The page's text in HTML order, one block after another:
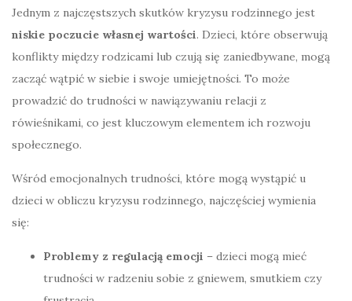
Jednym z najczęstszych skutków kryzysu rodzinnego jest
niskie poczucie własnej wartości. Dzieci, które obserwują
konflikty między rodzicami lub czują się zaniedbywane, mogą
zacząć wątpić w siebie i swoje umiejętności. To może
prowadzić do trudności w nawiązywaniu relacji z
rówieśnikami, co jest kluczowym elementem ich rozwoju
społecznego.
Wśród emocjonalnych trudności, które mogą wystąpić u
dzieci w obliczu kryzysu rodzinnego, najczęściej wymienia
się:
Problemy z regulacją emocji – dzieci mogą mieć
trudności w radzeniu sobie z gniewem, smutkiem czy